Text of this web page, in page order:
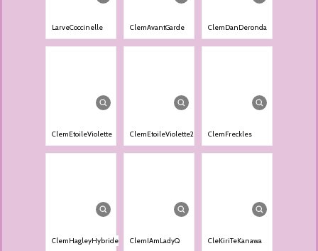
LarveCoccinelle ClemAvantGarde ClemDanDeronda
ClemEtoileViolette ClemEtoileViolette2 ClemFreckles
ClemHagleyHybride ClemIAmLadyQ CleKiriTeKanawa